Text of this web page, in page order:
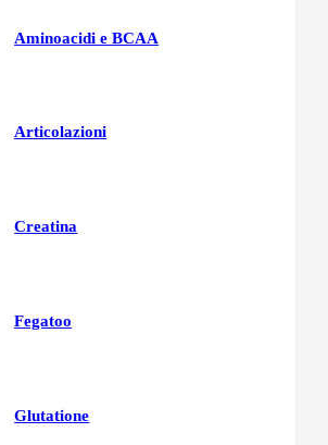
Aminoacidi e BCAA
Articolazioni
Creatina
Fegatoo
Glutatione